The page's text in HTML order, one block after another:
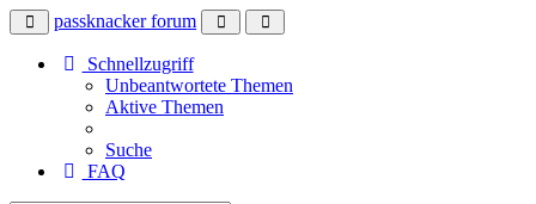
passknacker forum
Schnellzugriff
Unbeantwortete Themen
Aktive Themen
Suche
FAQ